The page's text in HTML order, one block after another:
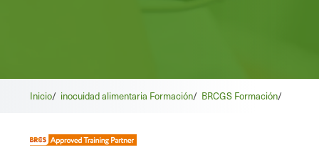
Inicio/ inocuidad alimentaria Formación/ BRCGS Formación/